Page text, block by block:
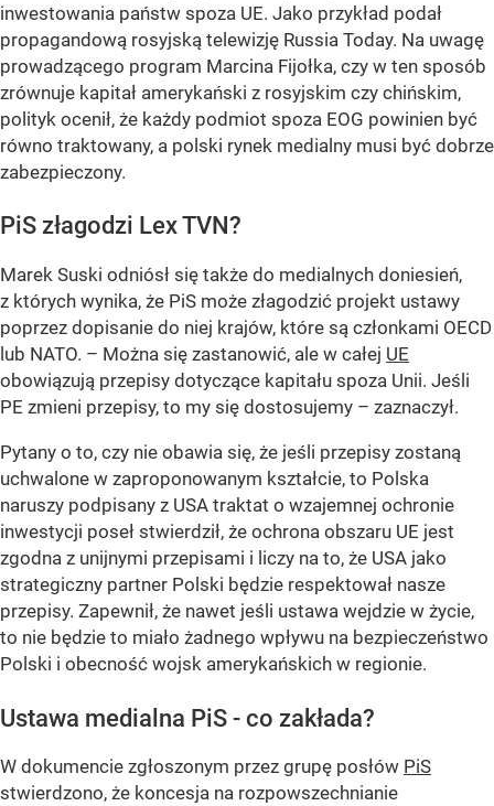
inwestowania państw spoza UE. Jako przykład podał
propagandową rosyjską telewizję Russia Today. Na uwagę
prowadzącego program Marcina Fijołka, czy w ten sposób
zrównuje kapitał amerykański z rosyjskim czy chińskim,
polityk ocenił, że każdy podmiot spoza EOG powinien być
równo traktowany, a polski rynek medialny musi być dobrze
zabezpieczony.
PiS złagodzi Lex TVN?
Marek Suski odniósł się także do medialnych doniesień,
z których wynika, że PiS może złagodzić projekt ustawy
poprzez dopisanie do niej krajów, które są członkami OECD
lub NATO. – Można się zastanowić, ale w całej UE
obowiązują przepisy dotyczące kapitału spoza Unii. Jeśli
PE zmieni przepisy, to my się dostosujemy – zaznaczył.
Pytany o to, czy nie obawia się, że jeśli przepisy zostaną
uchwalone w zaproponowanym kształcie, to Polska
naruszy podpisany z USA traktat o wzajemnej ochronie
inwestycji poseł stwierdził, że ochrona obszaru UE jest
zgodna z unijnymi przepisami i liczy na to, że USA jako
strategiczny partner Polski będzie respektował nasze
przepisy. Zapewnił, że nawet jeśli ustawa wejdzie w życie,
to nie będzie to miało żadnego wpływu na bezpieczeństwo
Polski i obecność wojsk amerykańskich w regionie.
Ustawa medialna PiS - co zakłada?
W dokumencie zgłoszonym przez grupę posłów PiS
stwierdzono, że koncesja na rozpowszechnianie